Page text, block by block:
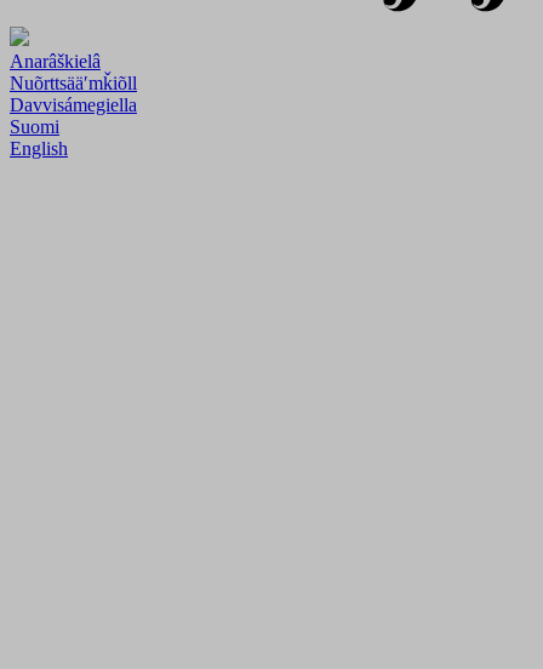
Anarâškielâ
Nuõrttsääʹmǩiõll
Davvisámegiella
Suomi
English